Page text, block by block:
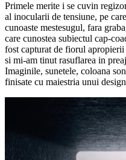
Primele merite i se cuvin
al inocularii de tensiune, pe
cunoaste mestesugul, fara
care cunostea subiectul cap-
fost capturat de fiorul apropierii
si mi-am tinut rasuflarea in
Imaginile, sunetele, coloana
finisate cu maiestria unui